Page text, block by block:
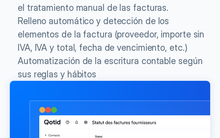
Relleno automático y detección de los
elementos de la factura (proveedor, importe sin
IVA, IVA y total, fecha de vencimiento, etc.)
el tratamiento manual de las facturas.
Automatización de la escritura contable según
sus reglas y hábitos